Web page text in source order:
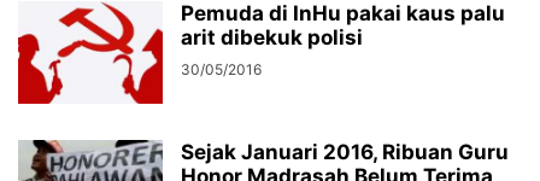
Pemuda di InHu pakai kaus palu
arit dibekuk polisi
30/05/2016
Sejak Januari 2016, Ribuan Guru